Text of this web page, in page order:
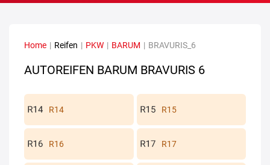
Home | Reifen | PKW | BARUM | BRAVURIS_6
AUTOREIFEN BARUM BRAVURIS 6
R14 R15
R16 R17